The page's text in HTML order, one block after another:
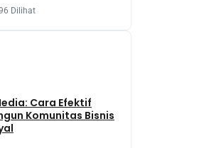
Lahan
Dilihat
Cara Efektif
Komunitas Bisnis